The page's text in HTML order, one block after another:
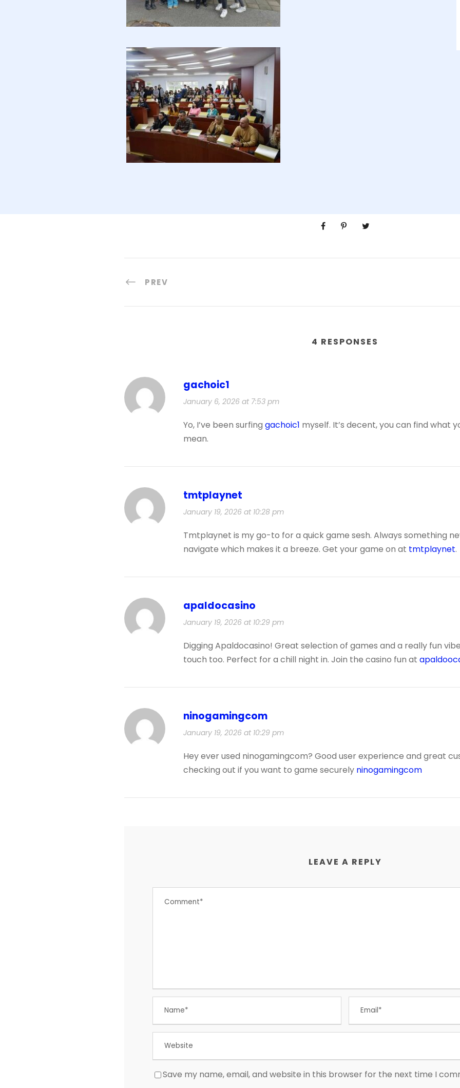
PREV
4 RESPONSES
gachoic1
January 6, 2026 at 7:53 pm
Yo, I’ve been surfing gachoic1 myself. It’s decent, you can find what
mean.
tmtplaynet
January 19, 2026 at 10:28 pm
Tmtplaynet is my go-to for a quick game sesh. Always something
navigate which makes it a breeze. Get your game on at tmtplaynet.
apaldocasino
January 19, 2026 at 10:29 pm
Digging Apaldocasino! Great selection of games and a really fun
touch too. Perfect for a chill night in. Join the casino fun at
ninogamingcom
January 19, 2026 at 10:29 pm
Hey ever used ninogamingcom? Good user experience and great
checking out if you want to game securely ninogamingcom
LEAVE A REPLY
Save my name, email, and website in this browser for the next time I